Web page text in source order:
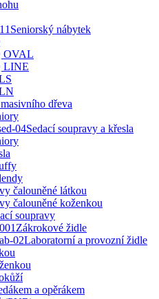
Seniorský nábytek
OVAL
LINE
dřeva
Sedací soupravy a křesla
čalouněné látkou
čalouněné koženkou
soupravy
Zákrokové židle
Laboratorní a provozní židle
a opěrákem